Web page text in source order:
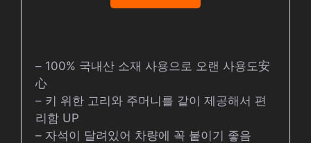
– 100% 국내산 소재 사용으로 오랜 사용도安
心
– 키 위한 고리와 주머니를 같이 제공해서 편
리함 UP
– 자석이 달려있어 차량에 꼭 붙이기 좋음